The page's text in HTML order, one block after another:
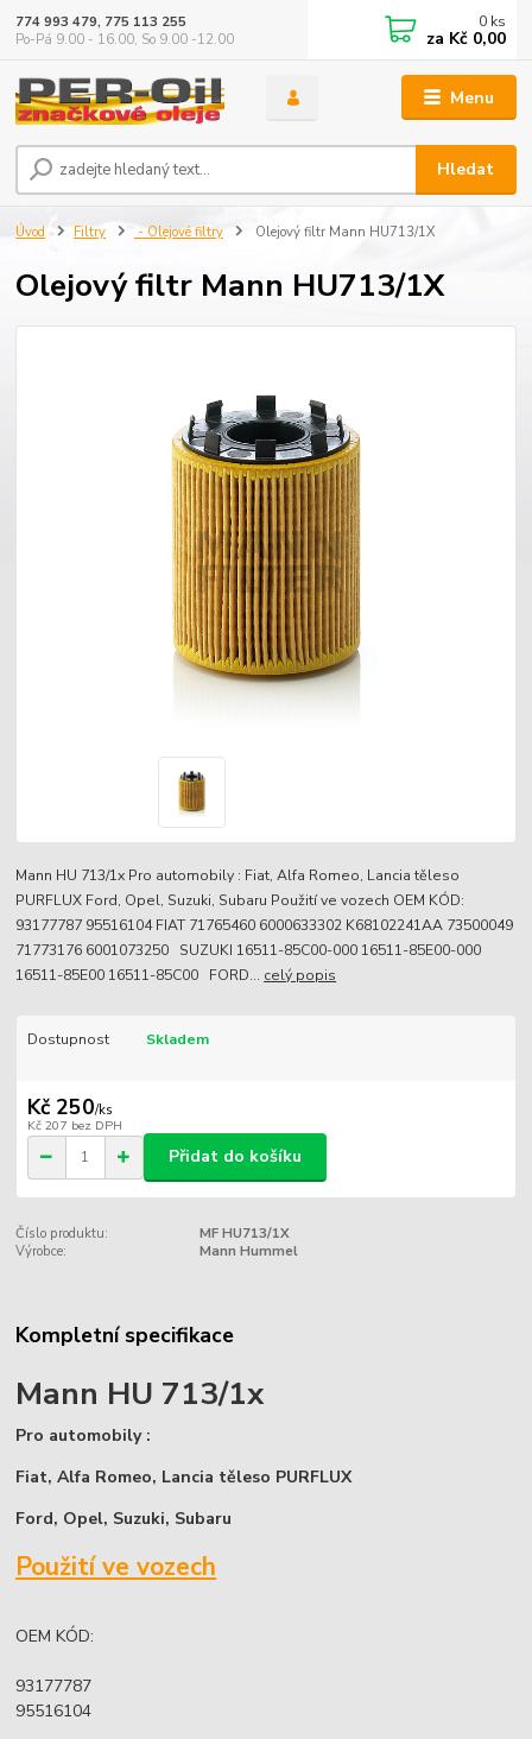
Menu
Hledat
774 993 479, 775 113 255
Po-Pá 9.00 - 16.00, So 9.00 -12.00
0 ks
za Kč 0,00
Úvod Filtry - Olejové filtry Olejový filtr Mann HU713/1X
Olejový filtr Mann HU713/1X
Mann HU 713/1x Pro automobily : Fiat, Alfa Romeo, Lancia těleso
PURFLUX Ford, Opel, Suzuki, Subaru Použití ve vozech OEM KÓD:
93177787 95516104 FIAT 71765460 6000633302 K68102241AA 73500049
71773176 6001073250 SUZUKI 16511-85C00-000 16511-85E00-000
16511-85E00 16511-85C00 FORD... celý popis
Dostupnost Skladem
Kč 250/ks
Kč 207 bez DPH
Přidat do košíku
Číslo produktu:
MF HU713/1X
Výrobce:
Mann Hummel
Kompletní specifikace
Mann HU 713/1x
Pro automobily :
Fiat, Alfa Romeo, Lancia těleso PURFLUX
Ford, Opel, Suzuki, Subaru
Použití ve vozech
OEM KÓD:
93177787
95516104